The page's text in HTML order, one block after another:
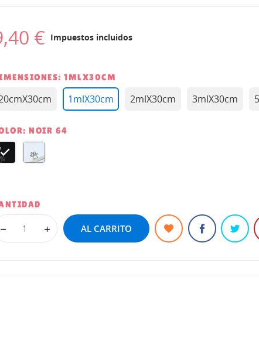
€ Impuestos incluidos
1MLX30CM
1mlX30cm 2mlX30cm 3mlX30cm
NOIR 64
NOIR BLANC
AL CARRITO